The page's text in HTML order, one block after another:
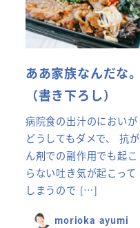
ああ家族なんだな。
（書き下ろし）
病院食の出汁のにおいが
どうしてもダメで、 抗が
ん剤での副作用でも起こ
らない吐き気が起こって
しまうので […]
morioka ayumi